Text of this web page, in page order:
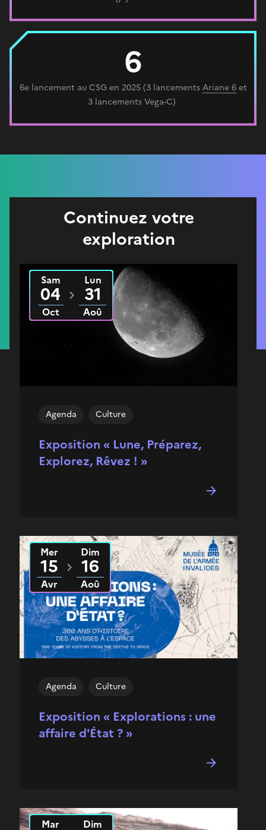
6
6e lancement au CSG en 2025 (3 lancementsAriane 6et
3 lancements Vega-C)
Continuez votre
exploration
Exposition « Lune, Préparez,
Explorez, Rêvez ! »
Agenda Culture
Du
Sam
04
Oct
2025 auLun
31
Aoû
2026
Exposition « Explorations : une
affaire d'État ? »
Agenda Culture
Du
Mer
15
Avr
2026 au
Dim
16
Aoû
2026
Du
Mar
2026 au
Dim
2026